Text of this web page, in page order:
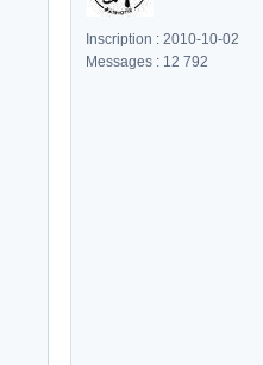
Inscription : 2010-10-02
Messages : 12 792